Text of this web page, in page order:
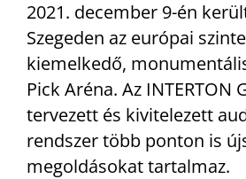
2021. december 9-én
Szegeden az európai
kiemelkedő,
Pick Aréna. Az INTERTON
tervezett és kivitelezett
rendszer több ponton is
megoldásokat tartalmaz.